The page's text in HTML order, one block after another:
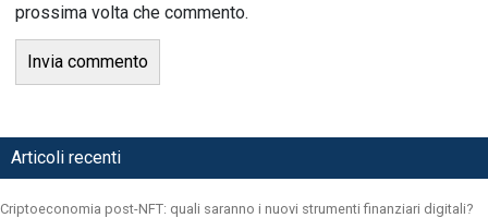
prossima volta che commento.
Articoli recenti
Criptoeconomia post-NFT: quali saranno i nuovi strumenti finanziari digitali?